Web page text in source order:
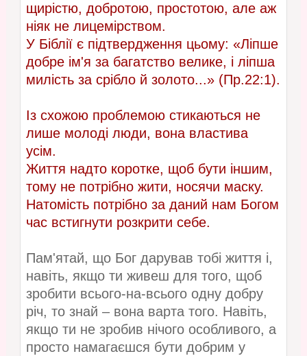
щирістю, добротою, простотою, але аж
ніяк не лицемірством.
У Біблії є підтвердження цьому: «Ліпше
добре ім'я за багатство велике, і ліпша
милість за срібло й золото...» (Пр.22:1).
Із схожою проблемою стикаються не
лише молоді люди, вона властива
усім.
Життя надто коротке, щоб бути іншим,
тому не потрібно жити, носячи маску.
Натомість потрібно за даний нам Богом
час встигнути розкрити себе.
Пам'ятай, що Бог дарував тобі життя і,
навіть, якщо ти живеш для того, щоб
зробити всього-на-всього одну добру
річ, то знай – вона варта того. Навіть,
якщо ти не зробив нічого особливого, а
просто намагаєшся бути добрим у